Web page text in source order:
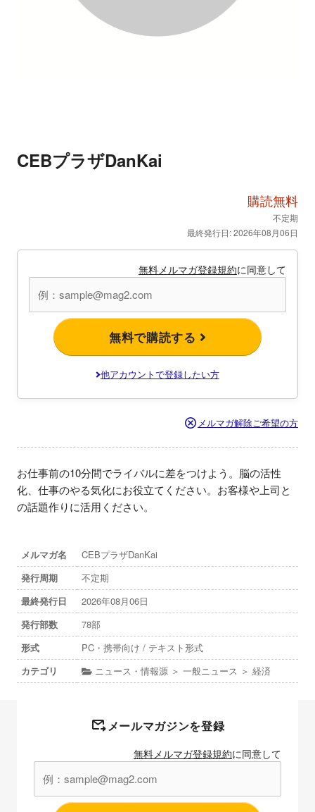
CEBプラザDanKai
購読無料
不定期
最終発行日: 2026年08月06日
無料メルマガ登録規約に同意して
無料で購読する
他アカウントで登録したい方
メルマガ解除ご希望の方
お仕事前の10分間でライバルに差をつけよう。脳の活性
化、仕事のやる気化にお役立てください。お客様や上司と
の話題作りに活用ください。
メルマガ名
CEBプラザDanKai
発行周期
不定期
最終発行日
2026年08月06日
発行部数
78部
形式
PC・携帯向け / テキスト形式
カテゴリ
ニュース・情報源 ＞ 一般ニュース ＞ 経済
メールマガジンを登録
無料メルマガ登録規約に同意して